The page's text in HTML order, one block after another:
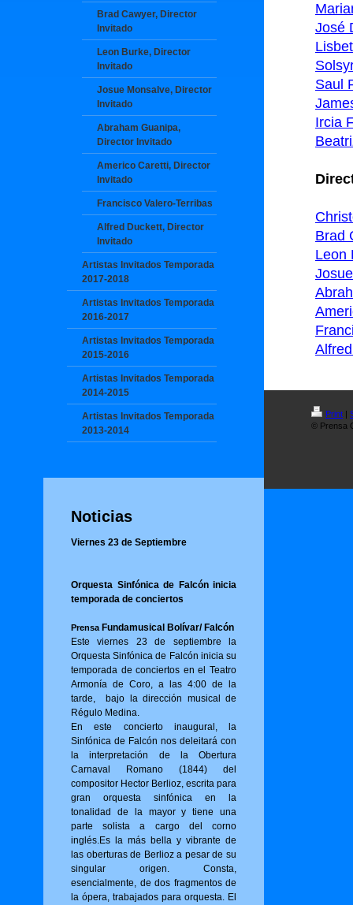
Brad Cawyer, Director
Invitado
Leon Burke, Director
Invitado
Josue Monsalve, Director
Invitado
Abraham Guanipa,
Director Invitado
Americo Caretti, Director
Invitado
Francisco Valero-Terribas
Alfred Duckett, Director
Invitado
Artistas Invitados Temporada
2017-2018
Artistas Invitados Temporada
2016-2017
Artistas Invitados Temporada
2015-2016
Artistas Invitados Temporada
2014-2015
Artistas Invitados Temporada
2013-2014
Noticias
Viernes 23 de Septiembre
Orquesta Sinfónica de Falcón inicia
temporada de conciertos
PrensaFundamusical Bolívar/ Falcón
Este viernes 23 de septiembre la
Orquesta Sinfónica de Falcón inicia su
temporada de conciertos en el Teatro
Armonía de Coro, a las 4:00 de la
tarde, bajo la dirección musical de
Régulo Medina.
En este concierto inaugural, la
Sinfónica de Falcón nos deleitará con
la interpretación de la Obertura
Carnaval Romano (1844) del
compositor Hector Berlioz, escrita para
gran orquesta sinfónica en la
tonalidad de la mayor y tiene una
parte solista a cargo del corno
inglés.Es la más bella y vibrante de
las oberturas de Berlioz a pesar de su
singular origen. Consta,
esencialmente, de dos fragmentos de
la ópera, trabajados para orquesta. El
José
Saul
Ircia
Brad
Leon
Print |
© Prensa